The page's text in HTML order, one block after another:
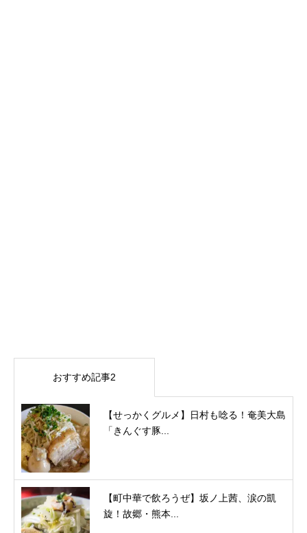
おすすめ記事2
【せっかくグルメ】日村も唸る！奄美大島
「きんぐす豚...
【町中華で飲ろうぜ】坂ノ上茜、涙の凱
旋！故郷・熊本...